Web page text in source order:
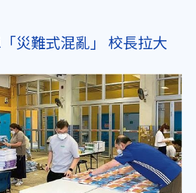
災難式混亂」 校長拉大